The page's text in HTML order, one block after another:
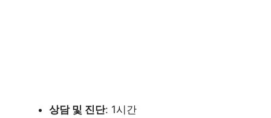
상담 및 진단: 1시간